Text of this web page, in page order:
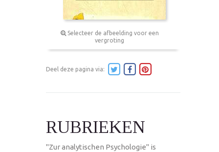
Selecteer de afbeelding voor een
vergroting
Deel deze pagina via:
RUBRIEKEN
"Zur analytischen Psychologie" is